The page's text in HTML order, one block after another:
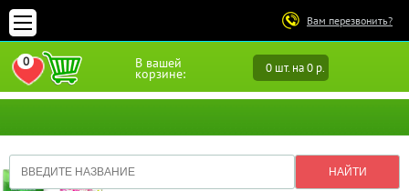
Вам перезвонить?
В вашей
корзине: 0 шт. на 0 р.
0
ПЕРЕЙТИ В ИЗБРАННОЕ